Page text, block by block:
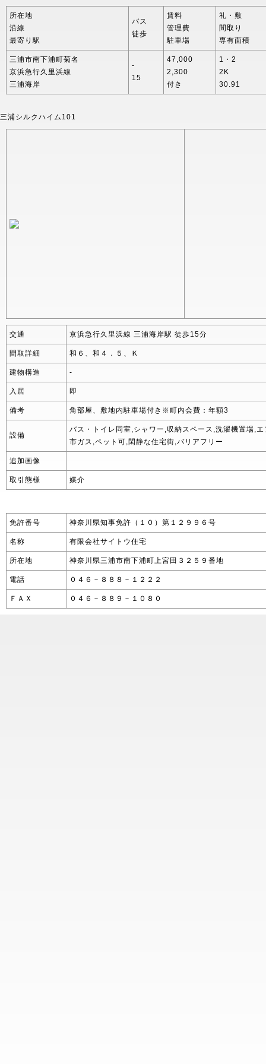
所在地
沿線
最寄り駅
バス
徒歩
賃料
管理費
駐車場
礼・敷
間取り
専有面積
三浦市南下浦町菊名
京浜急行久里浜線
三浦海岸
-
15
47,000
2,300
付き
1・2
2K
30.91
三浦シルクハイム101
交通 京浜急行久里浜線 三浦海岸駅 徒歩15分
間取詳細 和６、和４．５、Ｋ
建物構造 -
入居 即
備考 角部屋、敷地内駐車場付き※町内会費：年額3
設備
バス・トイレ同室,シャワー,収納スペース,洗濯機置場,
市ガス,ペット可,閑静な住宅街,バリアフリー
追加画像
取引態様 媒介
免許番号 神奈川県知事免許（１０）第１２９９６号
名称 有限会社サイトウ住宅
所在地 神奈川県三浦市南下浦町上宮田３２５９番地
電話 ０４６－８８８－１２２２
ＦＡＸ ０４６－８８９－１０８０